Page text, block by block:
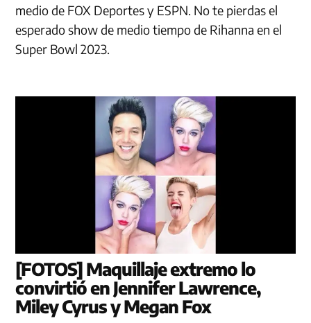
medio de FOX Deportes y ESPN. No te pierdas el
esperado show de medio tiempo de Rihanna en el
Super Bowl 2023.
[FOTOS] Maquillaje extremo lo
convirtió en Jennifer Lawrence,
Miley Cyrus y Megan Fox